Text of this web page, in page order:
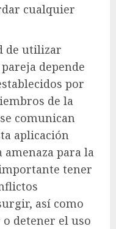
cualquier
de utilizar
depende
por
de la
comunican
aplicación
para la
tener
así como
detener el uso